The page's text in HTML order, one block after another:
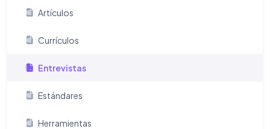
Artículos
Currículos
Entrevistas
Estándares
Herramientas